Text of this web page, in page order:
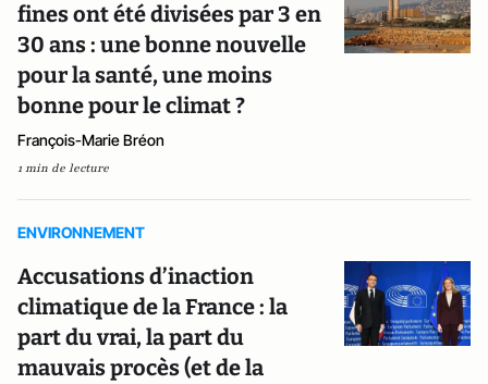
fines ont été divisées par 3 en
30 ans : une bonne nouvelle
pour la santé, une moins
bonne pour le climat ?
François-Marie Bréon
1 min de lecture
ENVIRONNEMENT
Accusations d’inaction
climatique de la France : la
part du vrai, la part du
mauvais procès (et de la